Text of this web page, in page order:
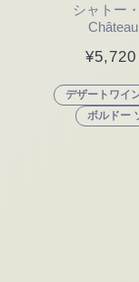
シャトー
¥5,720
デザートワイ
ボルドー